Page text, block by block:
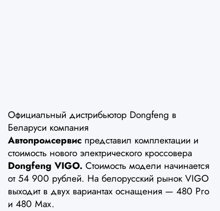
Официальный дистрибьютор Dongfeng в
Беларуси компания
Автопромсервис представил комплектации и
стоимость нового электрического кроссовера
Dongfeng VIGO. Стоимость модели начинается
от 54 900 рублей. На белорусский рынок VIGO
выходит в двух вариантах оснащения — 480 Pro
и 480 Max.